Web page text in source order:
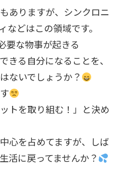
ありますが、シンクロニ
などはこの領域です。
要な物事が起きる
きる自分になることを、
ないでしょうか？
トを取り組む！」と決め
心を占めてますが、しば
活に戻ってませんか？